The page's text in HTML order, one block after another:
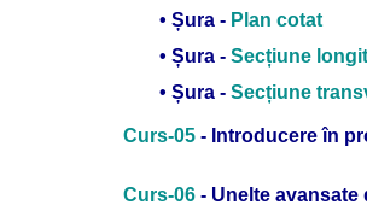
• Șura - Plan cotat
• Șura - Secțiune
• Șura - Secțiune
Curs-05 - Introducere în
Curs-06 - Unelte avansate